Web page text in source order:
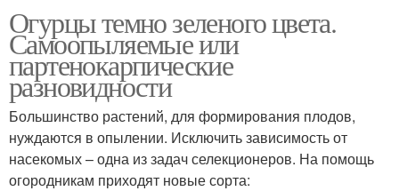
Огурцы темно зеленого цвета.
Самоопыляемые или
партенокарпические
разновидности
Большинство растений, для формирования плодов,
нуждаются в опылении. Исключить зависимость от
насекомых – одна из задач селекционеров. На помощь
огородникам приходят новые сорта: